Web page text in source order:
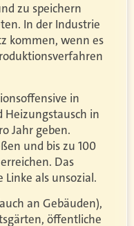
zu speichern
In der Industrie
kommen, wenn es
in
Heizungstausch in
Jahr geben.
und bis zu 100
Das
als unsozial.
an Gebäuden),
öffentliche